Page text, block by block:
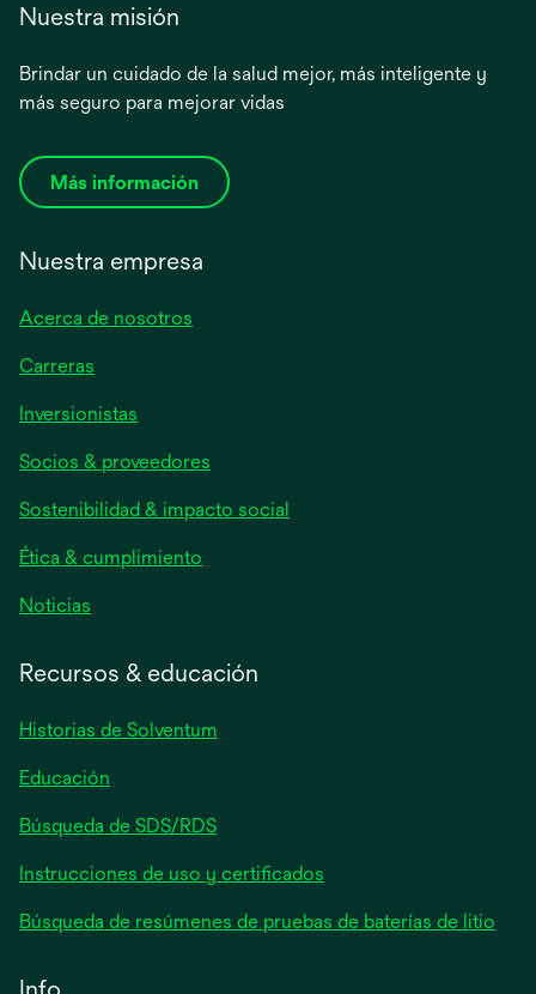
Nuestra misión
Brindar un cuidado de la salud mejor, más inteligente y
más seguro para mejorar vidas
Más información
Nuestra empresa
Acerca de nosotros
Carreras
Inversionistas
en
una
pestaña
nueva
Socios & proveedores
Sostenibilidad & impacto social
Ética & cumplimiento
Noticias
pestaña
Recursos & educación
Historias de Solventum
Educación
Búsqueda de SDS/RDS
Instrucciones de uso y certificados
Búsqueda de resúmenes de pruebas de baterías de litio